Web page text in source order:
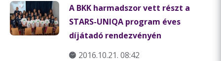
A BKK harmadszor vett részt a
STARS-UNIQA program éves
díjátadó rendezvényén
2016.10.21. 08:42